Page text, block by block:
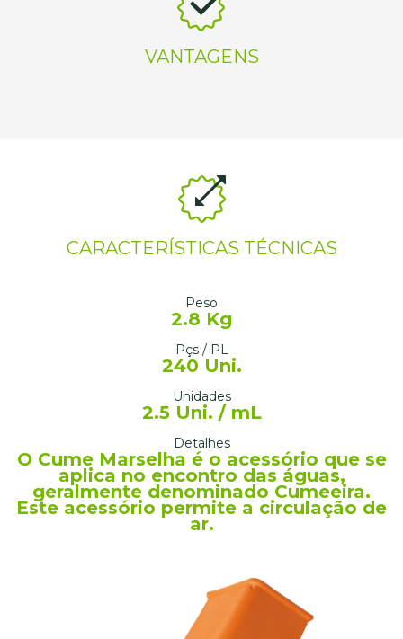
VANTAGENS
CARACTERÍSTICAS TÉCNICAS
Peso
2.8 Kg
Pçs / PL
240 Uni.
Unidades
2.5 Uni. / mL
Detalhes
O Cume Marselha é o acessório que se
aplica no encontro das águas,
geralmente denominado Cumeeira.
Este acessório permite a circulação de
ar.